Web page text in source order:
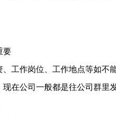
要
工作岗位、工作地点等如
现在公司一般都是往公司群里